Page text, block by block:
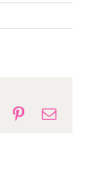
TumblrPinterest
E-